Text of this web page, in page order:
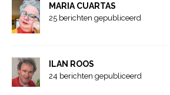
MARIA CUARTAS
25 berichten gepubliceerd
ILAN ROOS
24 berichten gepubliceerd